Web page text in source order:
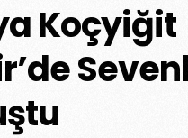
Koçyiğit